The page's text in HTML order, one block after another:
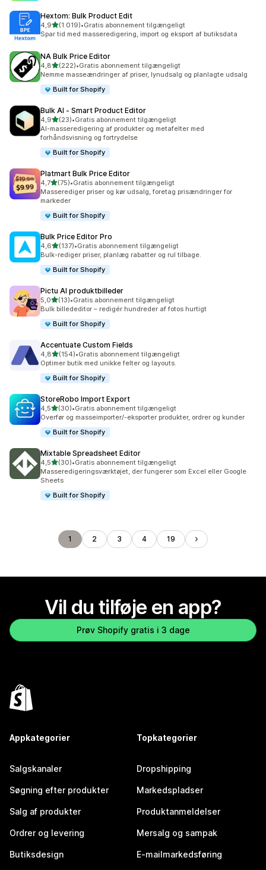
Hextom: Bulk Product Edit
4,9ud af 5 stjerner
(1.019)
1019 anmeldelser i alt
•Gratis abonnement tilgængeligt
Spar tid med masseredigering, import og eksport af butiksdata
NA Bulk Price Editor
4,8ud af 5 stjerner
(222)
222 anmeldelser i alt
•Gratis abonnement tilgængeligt
Nemme masseændringer af priser, lynudsalg og planlagte udsalg
Built for Shopify
Bulk AI ‑ Smart Product Editor
4,9ud af 5 stjerner
(23)
23 anmeldelser i alt
•Gratis abonnement tilgængeligt
AI-masseredigering af produkter og metafelter med
forhåndsvisning og fortrydelse
Built for Shopify
Platmart Bulk Price Editor
4,7ud af 5 stjerner
(75)
75 anmeldelser i alt
•Gratis abonnement tilgængeligt
Masserediger priser og kør udsalg, foretag prisændringer for
markeder
Built for Shopify
Bulk Price Editor Pro
4,6ud af 5 stjerner
(137)
137 anmeldelser i alt
•Gratis abonnement tilgængeligt
Bulk-rediger priser, planlæg rabatter og rul tilbage.
Built for Shopify
Pictu AI produktbilleder
5,0ud af 5 stjerner
(13)
13 anmeldelser i alt
•Gratis abonnement tilgængeligt
Bulk billededitor – redigér hundreder af fotos hurtigt
Built for Shopify
Accentuate Custom Fields
4,8ud af 5 stjerner
(154)
154 anmeldelser i alt
•Gratis abonnement tilgængeligt
Optimer butik med unikke felter og layouts.
Built for Shopify
StoreRobo Import Export
4,5ud af 5 stjerner
(30)
30 anmeldelser i alt
•Gratis abonnement tilgængeligt
Overfør og masseimporter/-eksporter produkter, ordrer og kunder
Built for Shopify
Mixtable Spreadsheet Editor
4,5ud af 5 stjerner
(30)
30 anmeldelser i alt
•Gratis abonnement tilgængeligt
Masseredigeringsværktøjet, der fungerer som Excel eller Google
Sheets
Built for Shopify
1 2 3 4 19
Vil du tilføje en app?
Prøv Shopify gratis i 3 dage
Appkategorier
Salgskanaler
Søgning efter produkter
Salg af produkter
Ordrer og levering
Butiksdesign
Topkategorier
Dropshipping
Markedspladser
Produktanmeldelser
Mersalg og sampak
E-mailmarkedsføring